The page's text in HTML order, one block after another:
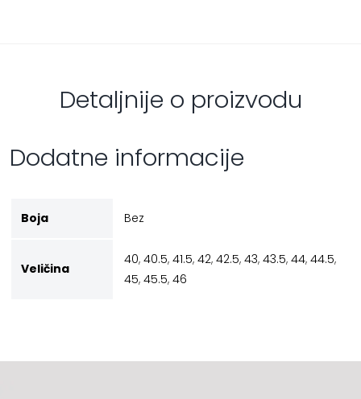
Detaljnije o proizvodu
Dodatne informacije
Boja Bez
Veličina
40, 40.5, 41.5, 42, 42.5, 43, 43.5, 44, 44.5,
45, 45.5, 46